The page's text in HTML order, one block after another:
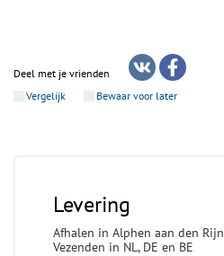
Deel met je vrienden
Vergelijk
Bewaar voor later
Levering
Afhalen in Alphen aan den Rijn
Vezenden in NL, DE en BE